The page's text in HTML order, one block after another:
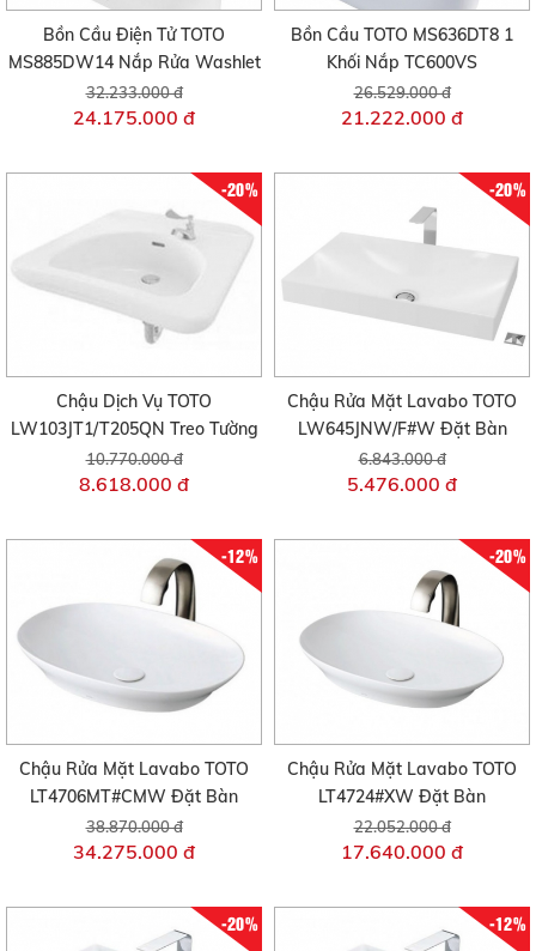
Bồn Cầu Điện Tử TOTO
MS885DW14 Nắp Rửa Washlet
32.233.000 đ
24.175.000 đ
Bồn Cầu TOTO MS636DT8 1
Khối Nắp TC600VS
26.529.000 đ
21.222.000 đ
-20%
Chậu Dịch Vụ TOTO
LW103JT1/T205QN Treo Tường
10.770.000 đ
8.618.000 đ
-20%
Chậu Rửa Mặt Lavabo TOTO
LW645JNW/F#W Đặt Bàn
6.843.000 đ
5.476.000 đ
-12%
Chậu Rửa Mặt Lavabo TOTO
LT4706MT#CMW Đặt Bàn
38.870.000 đ
34.275.000 đ
-20%
Chậu Rửa Mặt Lavabo TOTO
LT4724#XW Đặt Bàn
22.052.000 đ
17.640.000 đ
-20% -12%